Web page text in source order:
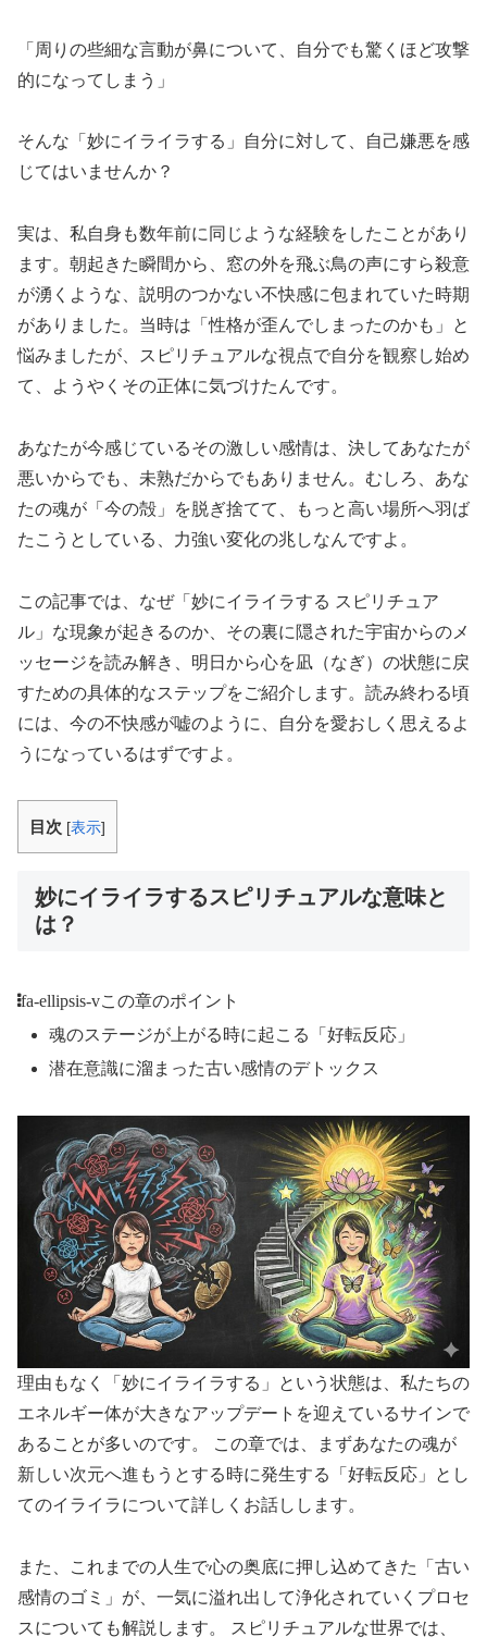
「周りの些細な言動が鼻について、自分でも驚くほど攻撃
的になってしまう」
そんな「妙にイライラする」自分に対して、自己嫌悪を感
じてはいませんか？
実は、私自身も数年前に同じような経験をしたことがあり
ます。朝起きた瞬間から、窓の外を飛ぶ鳥の声にすら殺意
が湧くような、説明のつかない不快感に包まれていた時期
がありました。当時は「性格が歪んでしまったのかも」と
悩みましたが、スピリチュアルな視点で自分を観察し始め
て、ようやくその正体に気づけたんです。
あなたが今感じているその激しい感情は、決してあなたが
悪いからでも、未熟だからでもありません。むしろ、あな
たの魂が「今の殻」を脱ぎ捨てて、もっと高い場所へ羽ば
たこうとしている、力強い変化の兆しなんですよ。
この記事では、なぜ「妙にイライラする スピリチュア
ル」な現象が起きるのか、その裏に隠された宇宙からのメ
ッセージを読み解き、明日から心を凪（なぎ）の状態に戻
すための具体的なステップをご紹介します。読み終わる頃
には、今の不快感が嘘のように、自分を愛おしく思えるよ
うになっているはずですよ。
目次 [表示]
妙にイライラするスピリチュアルな意味と
は？
fa-ellipsis-vこの章のポイント
魂のステージが上がる時に起こる「好転反応」
潜在意識に溜まった古い感情のデトックス
理由もなく「妙にイライラする」という状態は、私たちの
エネルギー体が大きなアップデートを迎えているサインで
あることが多いのです。 この章では、まずあなたの魂が
新しい次元へ進もうとする時に発生する「好転反応」とし
てのイライラについて詳しくお話しします。
また、これまでの人生で心の奥底に押し込めてきた「古い
感情のゴミ」が、一気に溢れ出して浄化されていくプロセ
スについても解説します。 スピリチュアルな世界では、